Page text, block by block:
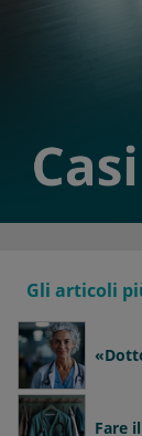
Gli articoli
Fare